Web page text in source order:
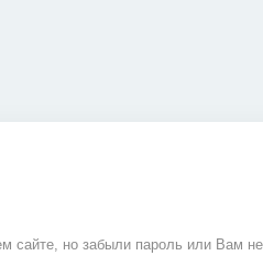
сайте, но забыли пароль или Вам